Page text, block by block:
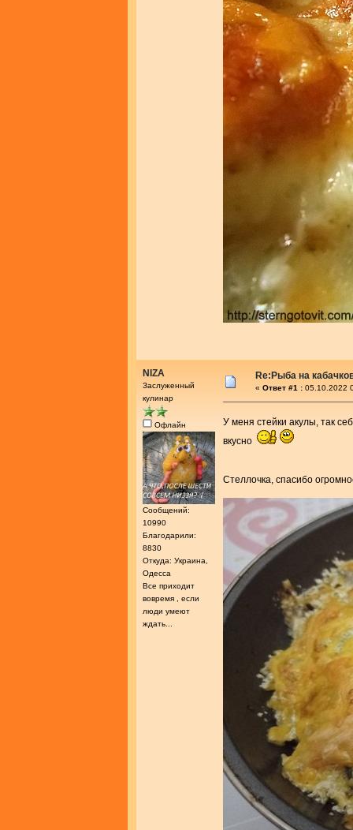
NIZA
Заслуженный
кулинар
Офлайн
Сообщений:
10990
Благодарили:
8830
Откуда: Украина,
Одесса
Все приходит
вовремя , если
люди умеют
ждать...
Re:Рыба на
« Ответ #1 : 05.10.2022
У меня стейки акулы, так
вкусно
Стеллочка, спасибо